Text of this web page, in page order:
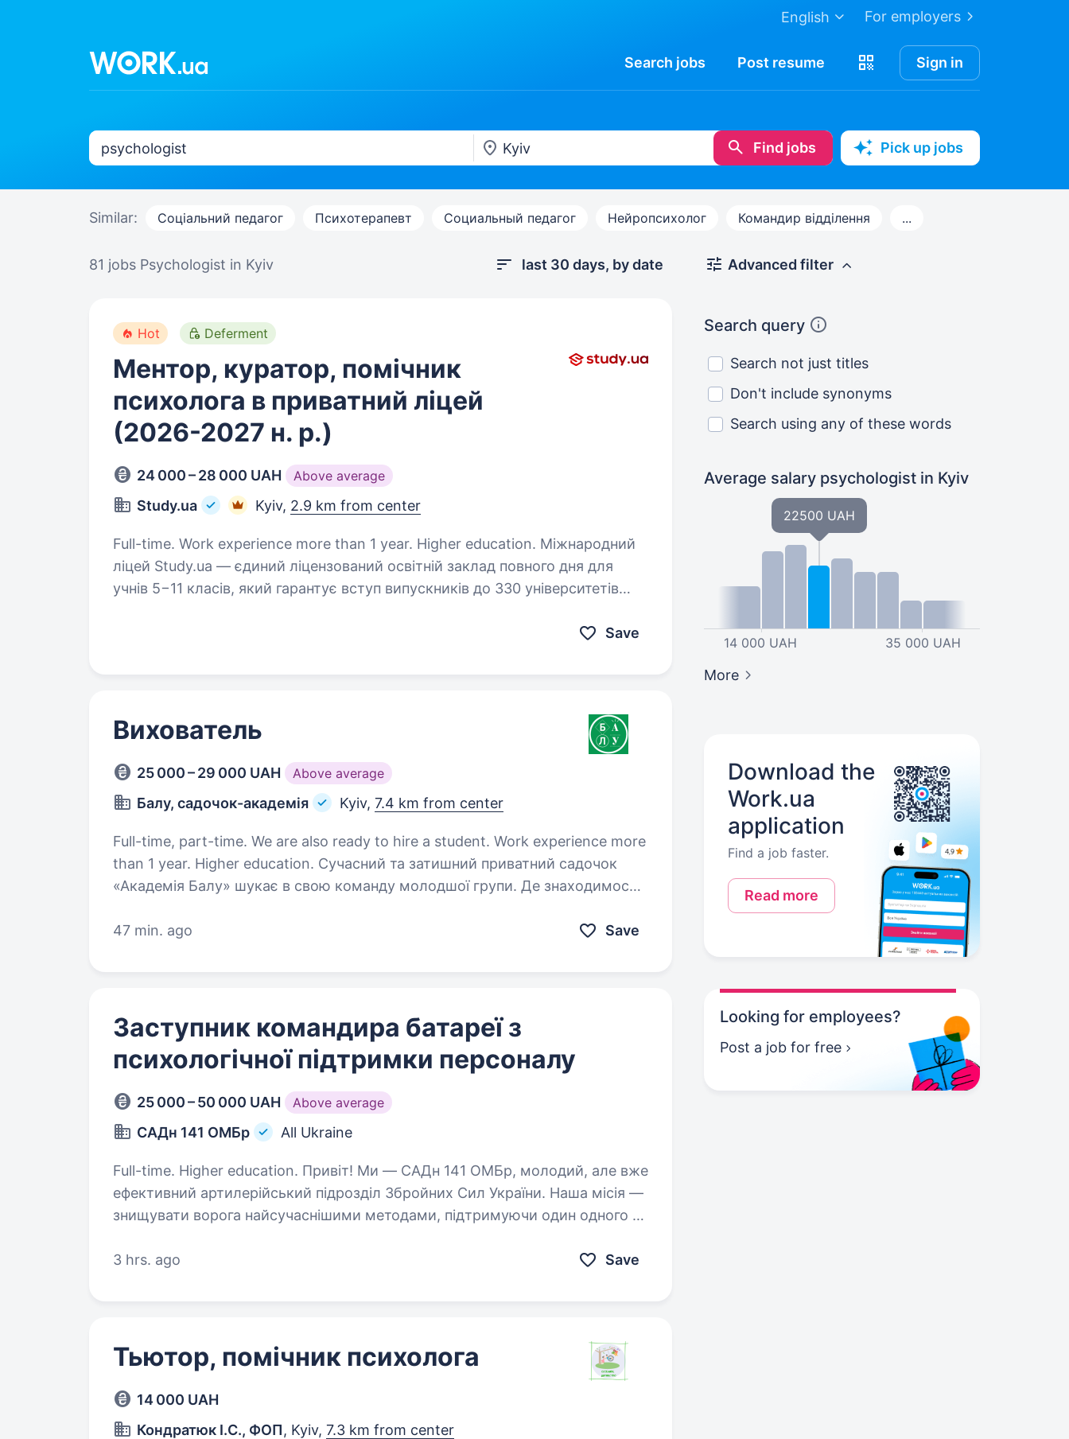
For employers
English
Search jobs Post resume Sign in
Find jobs Pick up jobs
Similar: Соціальний педагог Психотерапевт Социальный педагог Нейропсихолог Командир відділення ...
81 jobs Psychologist in Kyiv last 30 days, by date
Hot Deferment
Ментор, куратор, помічник
психолога в приватний ліцей
(2026-2027 н. р.)
24 000 – 28 000 UAH Above average
Study.ua Kyiv, 2.9 km from center
Full-time. Work experience more than 1 year. Higher education. Міжнародний
ліцей Study.ua — єдиний ліцензований освітній заклад повного дня для
учнів 5−11 класів, який гарантує вступ випускників до 330 університетів
Save
Вихователь
25 000 – 29 000 UAH Above average
Балу, садочок-академія Kyiv, 7.4 km from center
Full-time, part-time. We are also ready to hire a student. Work experience more
than 1 year. Higher education. Сучасний та затишний приватний садочок
«Академія Балу» шукає в свою команду молодшої групи. Де знаходимось?
15 хв), вулиця Юлії Здановської,…
47 min. ago Save
Заступник командира батареї з
психологічної підтримки персоналу
25 000 – 50 000 UAH Above average
САДн 141 ОМБр All Ukraine
Full-time. Higher education. Привіт! Ми — САДн 141 ОМБр, молодий, але вже
ефективний артилерійський підрозділ Збройних Сил України. Наша місія —
знищувати ворога найсучаснішими методами, підтримуючи один одного та
3 hrs. ago
Save
Тьютор, помічник психолога
14 000 UAH
Кондратюк І.С., ФОП, Kyiv, 7.3 km from center
Advanced filter
Search query
Search not just titles
Don't include synonyms
Search using any of these words
Average salary psychologist in Kyiv
14 000 UAH
22500 UAH
35 000 UAH
More
Download the
Work.ua
application
Find a job faster.
Read more
Looking for employees?
Post a job for free